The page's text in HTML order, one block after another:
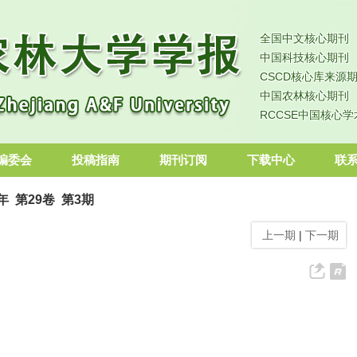
全国中文核心期刊
中国科技核心期刊
CSCD核心库来源
中国农林核心期刊
RCCSE中国核心学
委会 投稿指南 期刊订阅 下载中心 联
第29卷 第3期
上一期 | 下一期